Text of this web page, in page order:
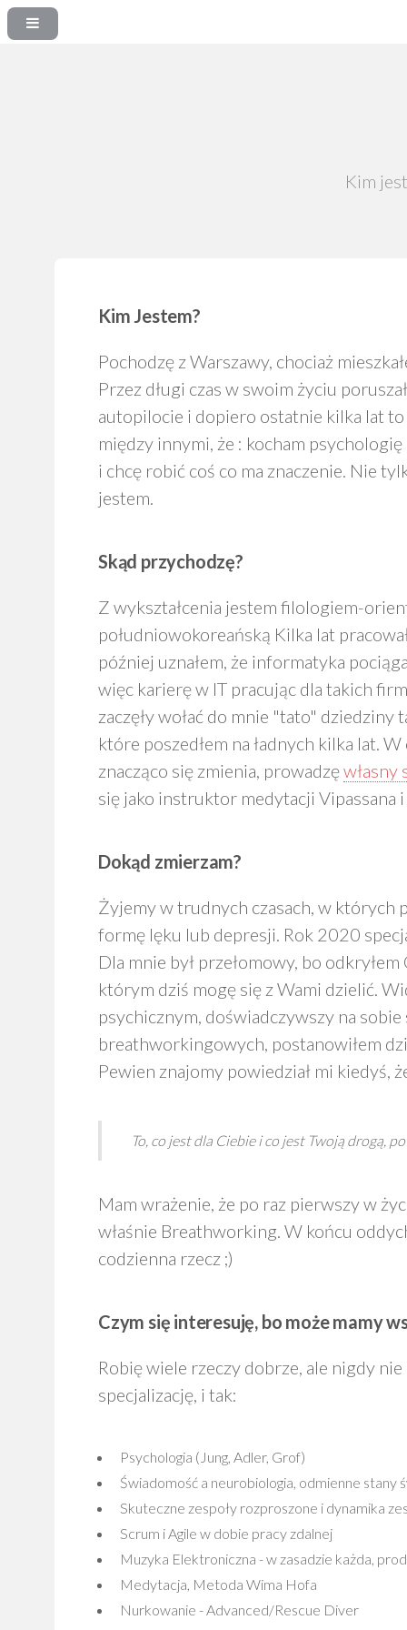
Kim
Kim Jestem?
Pochodzę z Warszawy, chociaż
Przez długi czas w swoim życiu
autopilocie i dopiero ostatnie kilka lat
między innymi, że : kocham
i chcę robić coś co ma znaczenie. Nie
jestem.
Skąd przychodzę?
Z wykształcenia jestem filologiem-
południowokoreańską Kilka lat
później uznałem, że informatyka
więc karierę w IT pracując dla takich
zaczęły wołać do mnie "tato" dziedziny
które poszedłem na ładnych kilka lat.
znacząco się zmienia, prowadzęwłasny
się jako instruktor medytacji Vipassana
Dokąd zmierzam?
Żyjemy w trudnych czasach, w których
formę lęku lub depresji. Rok 2020
Dla mnie był przełomowy, bo
którym dziś mogę się z Wami dzielić.
psychicznym, doświadczywszy na
breathworkingowych, postanowiłem
Pewien znajomy powiedział mi kiedyś,
To, co jest dla Ciebie i co jest Twoją drogą,
Mam wrażenie, że po raz pierwszy w
właśnie Breathworking. W końcu
codzienna rzecz ;)
Czym się interesuję, bo może mamy
Robię wiele rzeczy dobrze, ale nigdy
specjalizację, i tak:
Psychologia (Jung, Adler, Grof)
Świadomość a neurobiologia, odmienne stany
Skuteczne zespoły rozproszone i dynamika
Scrum i Agile w dobie pracy zdalnej
Muzyka Elektroniczna - w zasadzie każda,
Medytacja, Metoda Wima Hofa
Nurkowanie - Advanced/Rescue Diver